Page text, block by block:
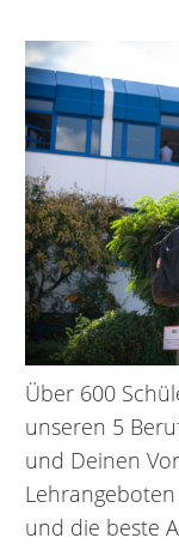
Über 600
unseren 5
und Deinen
und die beste